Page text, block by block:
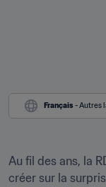
Français - Autres
Au fil des ans, la
créer sur la